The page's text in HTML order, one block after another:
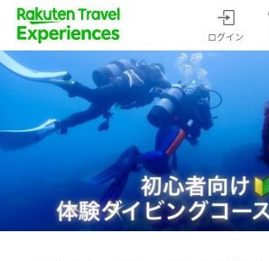
ログイン